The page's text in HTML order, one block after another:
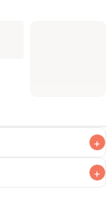
+
+